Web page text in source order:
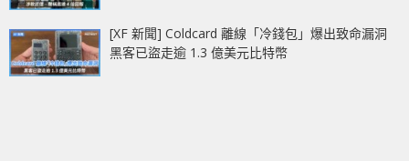
[XF 新聞] Coldcard 離線「冷錢包」爆出致命漏洞
黑客已盜走逾 1.3 億美元比特幣